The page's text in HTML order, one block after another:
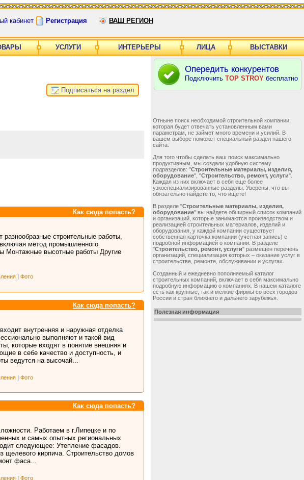
кабинет Регистрация ВАШ РЕГИОН
УСЛУГИ ИНТЕРЬЕРЫ ЛИЦА ВЫСТАВКИ
Подписаться на раздел
Как сюда попасть?
разнообразные строительные работы,
метод промышленного
Монтажные высотные работы Другие
| Фото
Как сюда попасть?
внутренняя и наружная отделка
выполняют и такой вид
которые входят в понятие внешняя и
в себе качество и доступность, и
ведутся на высочай...
| Фото
Как сюда попасть?
Работаем в г.Липецке и по
и самых опытных региональных
следующее: Утепление фасадов.
щелевого кирпича. Строительство домов
фаса...
| Фото
Опередить конкурентов
Подключить TOP STROY бесплатно
Отныне поиск необходимой строительной компании,
которая будет отвечать установленным вами
параметрам, не займет много времени и усилий. В
вашем выборе поможет специальный раздел нашего
сайта.
Для того чтобы сделать ваш поиск максимально
продуктивным, мы создали удобную систему
подразделов: "Строительные материалы, изделия,
оборудование", "Строительство, ремонт, услуги".
Каждая из них включает в себя еще более
узкоспециализированные разделы. Уверены, что вы
обязательно найдете то, что ищете!
В разделе "Строительные материалы, изделия,
оборудование" вы найдете обширный список компаний
и организаций, которые занимаются производством и
реализацией строительных материалов, изделий и
оборудования, у каждой компании существует
собственная карточка компании (учетная запись) с
подробной информацией о компании. В разделе
"Строительство, ремонт, услуги" размещен перечень
организаций, специализация которых – оказание услуг в
строительстве, ремонте, обслуживании и услугах.
Созданный и ежедневно пополняемый каталог
строительных компаний, включает в себя максимально
подробную информацию о компаниях. В нашем каталоге
есть как крупные, так и мелкие фирмы со всех городов
России и стран ближнего и дальнего зарубежья.
Полезная информация